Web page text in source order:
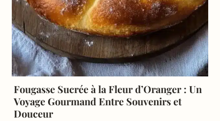
Fougasse Sucrée à la Fleur d’Oranger : Un
Voyage Gourmand Entre Souvenirs et
Douceur